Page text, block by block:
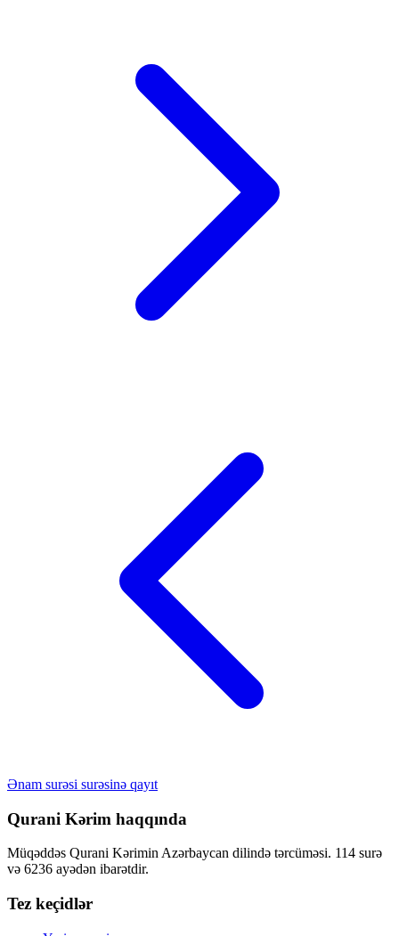
Ənam surəsi surəsinə qayıt
Qurani Kərim haqqında
Müqəddəs Qurani Kərimin Azərbaycan dilində tərcüməsi. 114 surə
və 6236 ayədən ibarətdir.
Tez keçidlər